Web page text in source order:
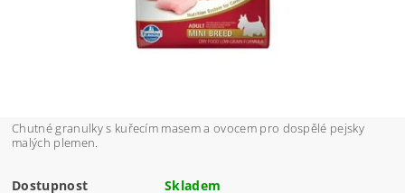
Chutné granulky s kuřecím masem a ovocem pro dospělé pejsky
malých plemen.
Dostupnost Skladem